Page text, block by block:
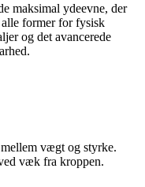
maksimal ydeevne, der
former for fysisk
og det avancerede
vægt og styrke.
væk fra kroppen.